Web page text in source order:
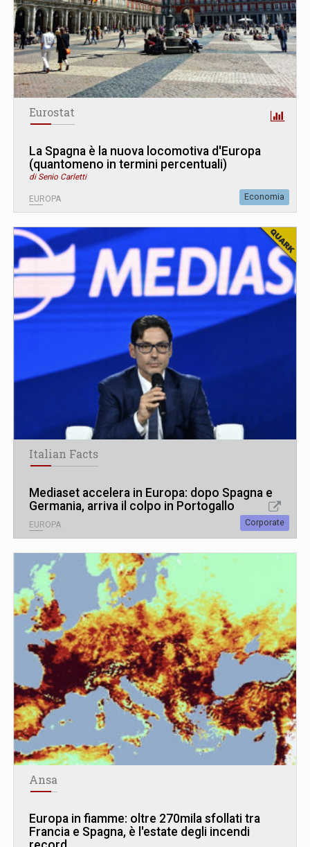
Eurostat
La Spagna è la nuova locomotiva d'Europa
(quantomeno in termini percentuali)
di Senio Carletti
EUROPA Economia
Italian Facts
Mediaset accelera in Europa: dopo Spagna e
Germania, arriva il colpo in Portogallo
EUROPA Corporate
Ansa
Europa in fiamme: oltre 270mila sfollati tra
Francia e Spagna, è l'estate degli incendi